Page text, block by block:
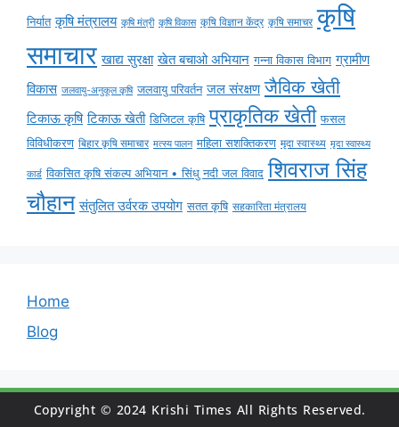
निर्यात कृषि मंत्रालय कृषि मंत्री कृषि विकास कृषि विज्ञान केंद्र कृषि समाचर कृषि
समाचार खाद्य सुरक्षा खेत बचाओ अभियान गन्ना विकास विभाग ग्रामीण
विकास जलवायु-अनुकूल कृषि जलवायु परिवर्तन जल संरक्षण जैविक खेती
टिकाऊ कृषि टिकाऊ खेती डिजिटल कृषि प्राकृतिक खेती फसल
विविधीकरण बिहार कृषि समाचार मत्स्य पालन महिला सशक्तिकरण मृदा स्वास्थ्य मृदा स्वास्थ्य
कार्ड विकसित कृषि संकल्प अभियान • सिंधु नदी जल विवाद शिवराज सिंह
चौहान संतुलित उर्वरक उपयोग सतत कृषि सहकारिता मंत्रालय
Home
Blog
Copyright © 2024 Krishi Times All Rights Reserved.